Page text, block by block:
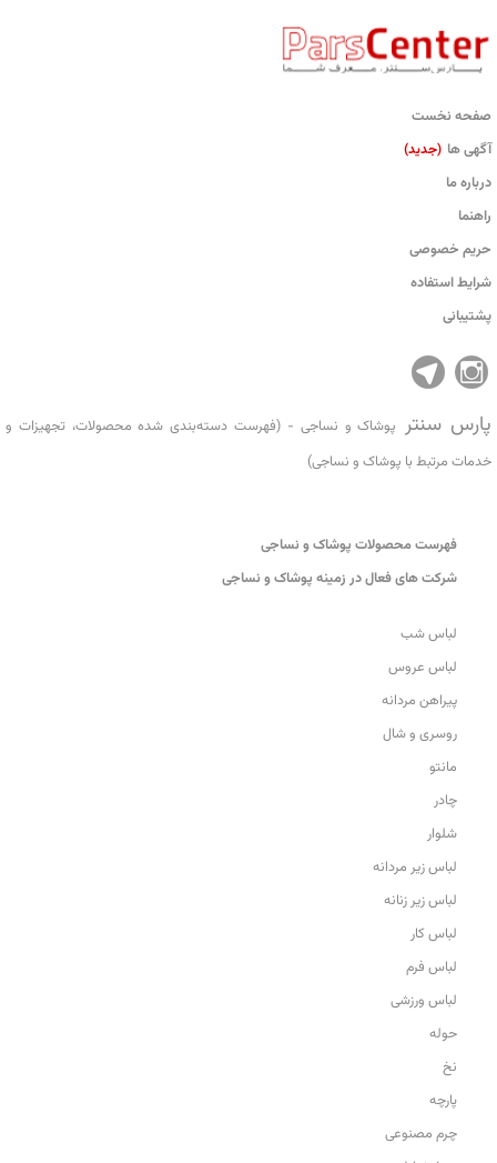
صفحه نخست
آگهی ها (جدید)
درباره ما
راهنما
حریم خصوصی
شرایط استفاده
پشتیبانی
پارس سنتر پوشاک و نساجی - (فهرست دسته‌بندی شده محصولات، تجهیزات و
خدمات مرتبط با پوشاک و نساجی)
فهرست محصولات پوشاک و نساجی
شرکت های فعال در زمینه پوشاک و نساجی
لباس شب
لباس عروس
پیراهن مردانه
روسری و شال
مانتو
چادر
شلوار
لباس زیر مردانه
لباس زیر زنانه
لباس کار
لباس فرم
لباس ورزشی
حوله
نخ
پارچه
چرم مصنوعی